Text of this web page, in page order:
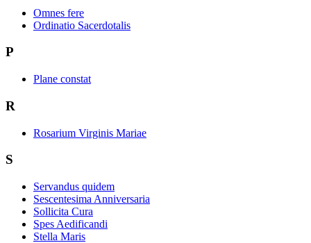
Omnes fere
Ordinatio Sacerdotalis
P
Plane constat
R
Rosarium Virginis Mariae
S
Servandus quidem
Sescentesima Anniversaria
Sollicita Cura
Spes Aedificandi
Stella Maris